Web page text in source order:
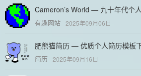
Cameron’s World — 九十年代个
有趣网站 2025年09月06日
肥熊猫简历 — 优质个人简历模板
简历 2025年09月16日